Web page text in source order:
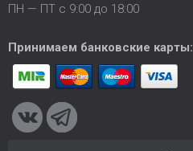
ПН — ПТ с 9:00 до 18:00
Принимаем банковские карты: